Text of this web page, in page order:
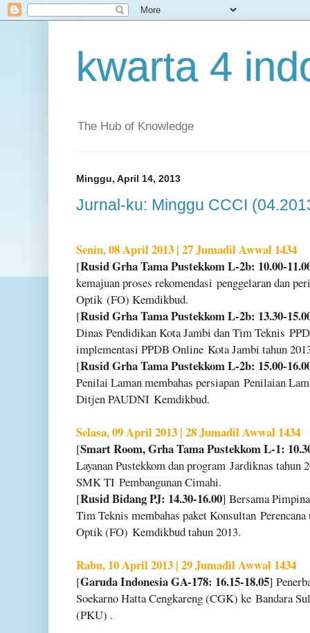
kwarta 4
The Hub of Knowledge
Minggu, April 14, 2013
Jurnal-ku: Minggu CCCI
Senin, 08 April 2013 | 27 Jumadil Awwal 1434
[Rusid Grha Tama Pustekkom L-2b: 10.00-
kemajuan proses rekomendasi penggelaran dan
Optik (FO) Kemdikbud.
[Rusid Grha Tama Pustekkom L-2b: 13.30-
Dinas Pendidikan Kota Jambi dan Tim Teknis
implementasi PPDB Online Kota Jambi tahun
[Rusid Grha Tama Pustekkom L-2b: 15.00-
Penilai Laman membahas persiapan Penilaian
Ditjen PAUDNI Kemdikbud.
Selasa, 09 April 2013 | 28 Jumadil Awwal 1434
[Smart Room, Grha Tama Pustekkom L-1:
Layanan Pustekkom dan program Jardiknas tahun
SMK TI Pembangunan Cimahi.
[Rusid Bidang PJ: 14.30-16.00] Bersama
Tim Teknis membahas paket Konsultan
Optik (FO) Kemdikbud tahun 2013.
Rabu, 10 April 2013 | 29 Jumadil Awwal 1434
[Garuda Indonesia GA-178: 16.15-18.05]
Soekarno Hatta Cengkareng (CGK) ke Bandara
(PKU) .